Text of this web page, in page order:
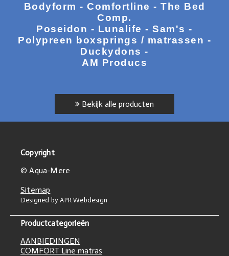
Bodyform - Comfortline - The Bed
Comp.
Poseidon - Lunalife - Sam's -
Polypreen boxsprings / matrassen -
Duckydons -
AM Producs
Bekijk alle producten
Copyright
© Aqua-Mere
Sitemap
Designed by APR Webdesign
Productcategorieën
AANBIEDINGEN
COMFORT Line matras